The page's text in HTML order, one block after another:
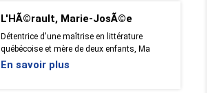
L'HÃ©rault, Marie-JosÃ©e
Détentrice d'une maîtrise en littérature
québécoise et mère de deux enfants, Ma
En savoir plus